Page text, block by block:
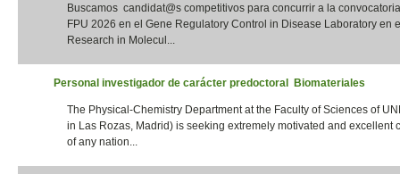
Buscamos candidat@s competitivos para concurrir a la
FPU 2026 en el Gene Regulatory Control in Disease Laboratory en
Research in Molecul...
Personal investigador de carácter predoctoral Biomateriales
The Physical-Chemistry Department at the Faculty of Sciences of
in Las Rozas, Madrid) is seeking extremely motivated and excellent
of any nation...